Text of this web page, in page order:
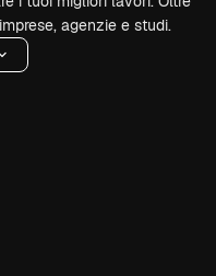
agenzie e studi.